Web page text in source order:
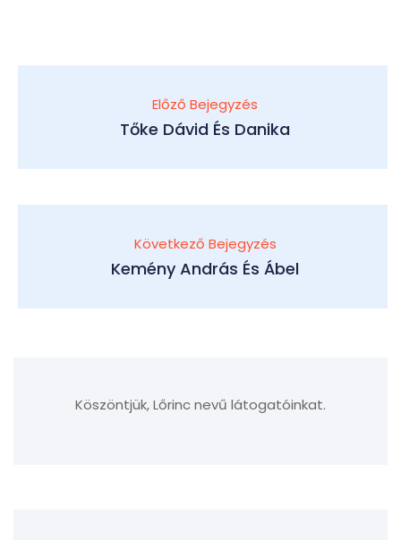
Előző Bejegyzés
Tőke Dávid És Danika
Következő Bejegyzés
Kemény András És Ábel
Köszöntjük, Lőrinc nevű látogatóinkat.